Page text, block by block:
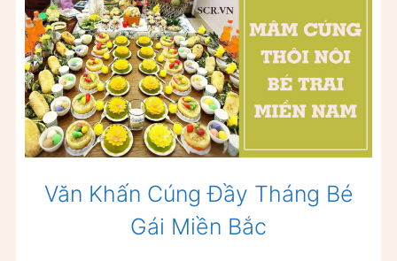
Văn Khấn Cúng Đầy Tháng Bé
Gái Miền Bắc